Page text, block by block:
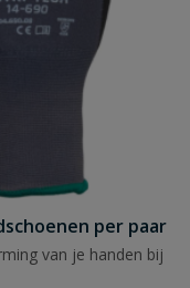
per paar
van je handen bij